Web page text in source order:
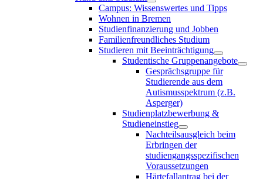
Campus: Wissenswertes und Tipps
Wohnen in Bremen
Studienfinanzierung und Jobben
Familienfreundliches Studium
Studieren mit Beeinträchtigung
Studentische Gruppenangebote
Gesprächsgruppe für
Studierende aus dem
Autismusspektrum (z.B.
Asperger)
Studienplatzbewerbung &
Studieneinstieg
Nachteilsausgleich beim
Erbringen der
studiengangsspezifischen
Voraussetzungen
Härtefallantrag bei der